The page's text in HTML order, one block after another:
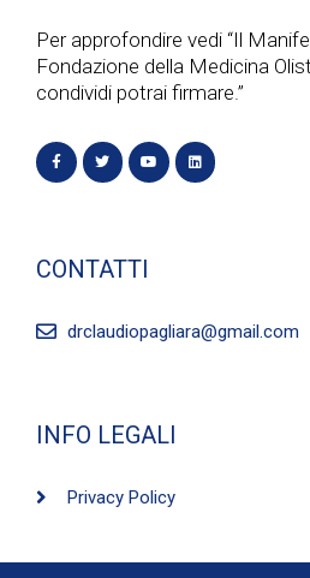
Per approfondire vedi “Il
Fondazione della Medicina
condividi potrai firmare.”
CONTATTI
drclaudiopagliara@gmail.com
INFO LEGALI
Privacy Policy